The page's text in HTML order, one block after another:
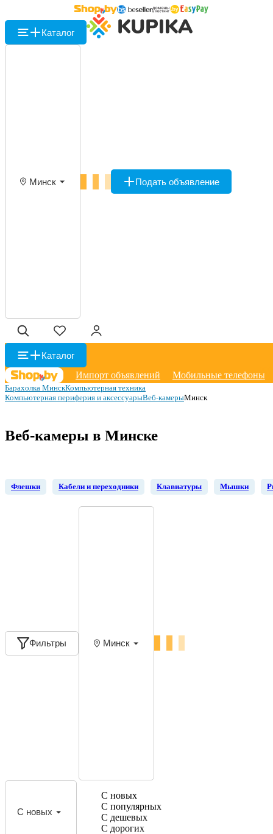
Каталог
Минск Подать объявление
Каталог
Импорт объявлений
Мобильные телефоны
Барахолка МинскКомпьютерная техника
Компьютерная периферия и аксессуарыВеб-камерыМинск
Веб-камеры в Минске
Флешки Кабели и переходники Клавиатуры Мышки
Фильтры Минск
С новых
С новых
С популярных
С дешевых
С дорогих